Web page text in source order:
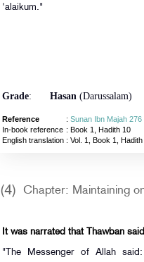
'alaikum."
Grade: Hasan(Darussalam)
Reference : Sunan Ibn Majah 276
In-book reference : Book 1, Hadith 10
English translation: Vol. 1, Book 1, Hadith
(4) Chapter: Maintaining
It was narrated that Thawban
"The Messenger of Allah